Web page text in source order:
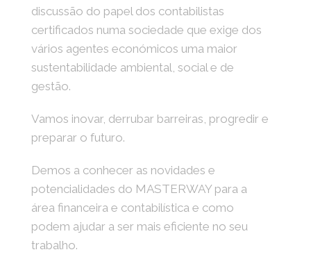
discussão do papel dos contabilistas
certificados numa sociedade que exige dos
vários agentes económicos uma maior
sustentabilidade ambiental, social e de
gestão.
Vamos inovar, derrubar barreiras, progredir e
preparar o futuro.
Demos a conhecer as novidades e
potencialidades do MASTERWAY para a
área financeira e contabilística e como
podem ajudar a ser mais eficiente no seu
trabalho.